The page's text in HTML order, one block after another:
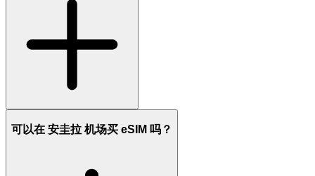
可以在 安圭拉 机场买 eSIM 吗？